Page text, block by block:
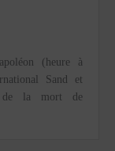
(heure à
Sand et
de la mort de